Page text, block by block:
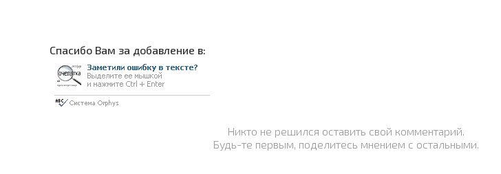
Cпасибо Вам за добавление в:
Никто не решился оставить свой комментарий.
Будь-те первым, поделитесь мнением с остальными.